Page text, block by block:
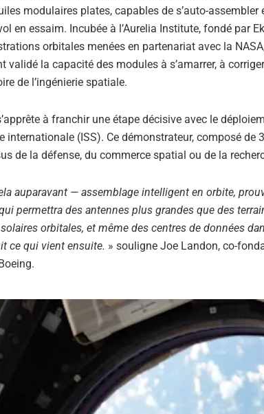
modulaires plates, capables de s’auto-assembler
en essaim. Incubée à l’Aurelia Institute, fondé par
orbitales menées en partenariat avec la
validé la capacité des modules à s’amarrer, à
de l’ingénierie spatiale.
à franchir une étape décisive avec le
internationale (ISS). Ce démonstrateur, composé de
de la défense, du commerce spatial ou de la
auparavant — assemblage intelligent en orbite,
permettra des antennes plus grandes que des
orbitales, et même des centres de données
ce qui vient ensuite. » souligne Joe Landon, co-